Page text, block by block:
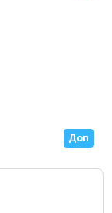
Доп